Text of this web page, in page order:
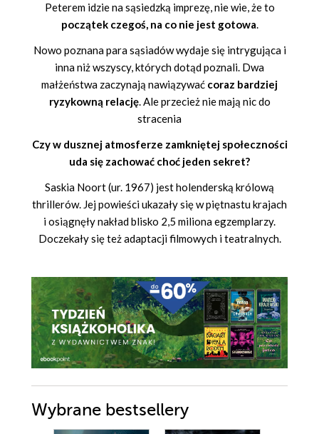
Peterem idzie na sąsiedzką imprezę, nie wie, że to
początek czegoś, na co nie jest gotowa.
Nowo poznana para sąsiadów wydaje się intrygująca i
inna niż wszyscy, których dotąd poznali. Dwa
małżeństwa zaczynają nawiązywać coraz bardziej
ryzykowną relację. Ale przecież nie mają nic do
stracenia
Czy w dusznej atmosferze zamkniętej społeczności
uda się zachować choć jeden sekret?
Saskia Noort (ur. 1967) jest holenderską królową
thrillerów. Jej powieści ukazały się w piętnastu krajach
i osiągnęły nakład blisko 2,5 miliona egzemplarzy.
Doczekały się też adaptacji filmowych i teatralnych.
Wybrane bestsellery